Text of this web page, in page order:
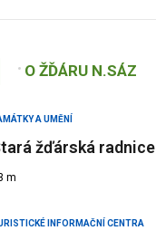
O ŽĎÁRU N.SÁZ
A UMĚNÍ
žďárská radnice
m
INFORMAČNÍ CENTRA